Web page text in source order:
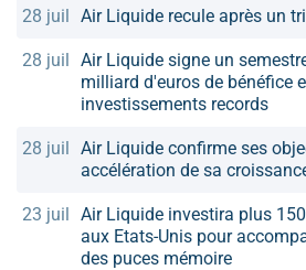
28 juil Air Liquide recule après un
28 juil Air Liquide signe un
milliard d'euros de bénéfice
investissements records
28 juil Air Liquide confirme ses
accélération de sa
23 juil Air Liquide investira plus
aux Etats-Unis pour
des puces mémoire